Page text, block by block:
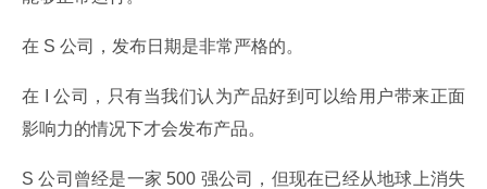
在 S 公司，发布日期是非常严格的。
在 I 公司，只有当我们认为产品好到可以给用户带来正面
影响力的情况下才会发布产品。
S 公司曾经是一家 500 强公司，但现在已经从地球上消失